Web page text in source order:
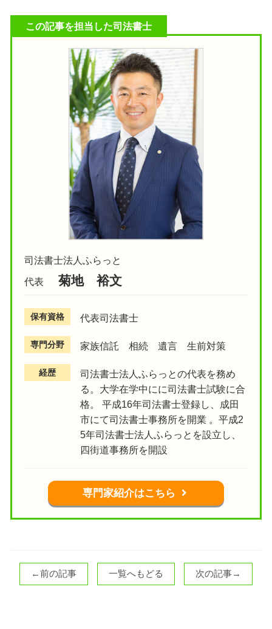
この記事を担当した司法書士
司法書士法人ふらっと
代表
菊地 裕文
保有資格 代表司法書士
専門分野 家族信託 相続 遺言 生前対策
経歴
司法書士法人ふらっとの代表を務め
る。大学在学中にに司法書士試験に合
格。 平成16年司法書士登録し、成田
市にて司法書士事務所を開業 。平成2
5年司法書士法人ふらっとを設立し、
四街道事務所を開設
専門家紹介はこちら
←前の記事 一覧へもどる 次の記事→